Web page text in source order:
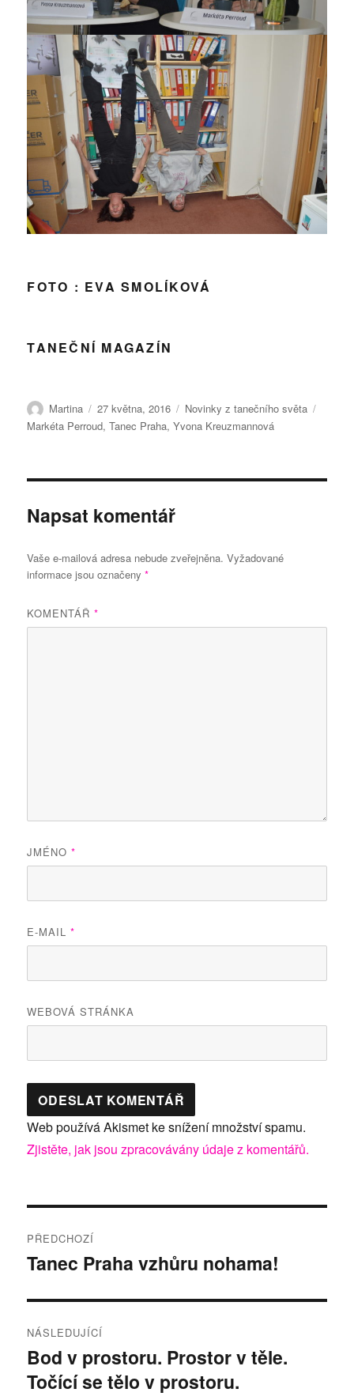
FOTO : EVA SMOLÍKOVÁ
TANEČNÍ MAGAZÍN
Autor:
Martina Publikováno:
27 května, 2016 Rubriky:
Novinky z tanečního světa
Markéta Perroud,Tanec Praha,Yvona Kreuzmannová
Napsat komentář
Vaše e-mailová adresa nebude zveřejněna. Vyžadované
informace jsou označeny*
KOMENTÁŘ*
JMÉNO*
E-MAIL*
WEBOVÁ STRÁNKA
Web používá Akismet ke snížení množství spamu.
Zjistěte, jak jsou zpracovávány údaje z komentářů.
pro
PŘEDCHOZÍ
Předchozí
Tanec Praha vzhůru nohama!
NÁSLEDUJÍCÍ
Následující
příspěvek:
Bod v prostoru. Prostor v těle.
Točící se tělo v prostoru.